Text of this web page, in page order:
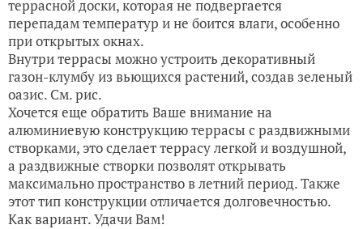
террасной доски, которая не подвергается
перепадам температур и не боится влаги, особенно
при открытых окнах.
Внутри террасы можно устроить декоративный
газон-клумбу из вьющихся растений, создав зеленый
оазис. См. рис.
Хочется еще обратить Ваше внимание на
алюминиевую конструкцию террасы с раздвижными
створками, это сделает террасу легкой и воздушной,
а раздвижные створки позволят открывать
максимально пространство в летний период. Также
этот тип конструкции отличается долговечностью.
Как вариант. Удачи Вам!